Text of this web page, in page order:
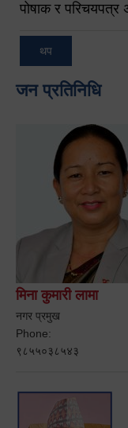
पोषाक र परिचयपत्र
थप
जन प्रतिनिधि
मिना कुमारी लामा
नगर प्रमुख
Phone:
९८५५०३८५४३